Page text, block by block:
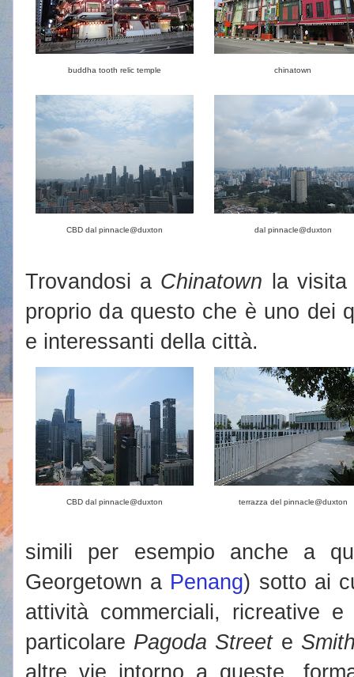
buddha tooth relic temple chinatown
CBD dal pinnacle@duxton dal pinnacle@duxton
Trovandosi a Chinatown la visita
proprio da questo che è uno dei
e interessanti della città.
CBD dal pinnacle@duxton terrazza del pinnacle@duxton
simili per esempio anche a
Georgetown a Penang) sotto ai
attività commerciali, ricreative
particolare Pagoda Streete
altre vie intorno a queste,